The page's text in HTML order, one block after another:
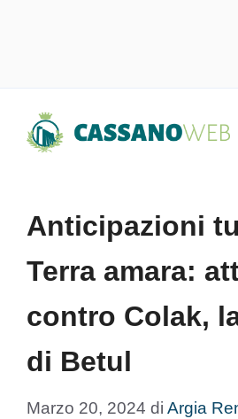
Anticipazioni
Terra amara:
contro Colak,
di Betul
Marzo 20, 2024 di Argia